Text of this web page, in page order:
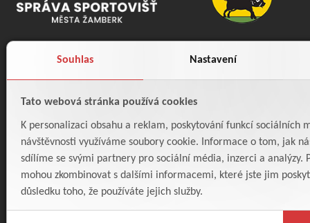
Souhlas Nastavení
Tato webová stránka používá cookies
K personalizaci obsahu a reklam, poskytování funkcí sociálních
návštěvnosti využíváme soubory cookie. Informace o tom, jak
sdílíme se svými partnery pro sociální média, inzerci a analýzy.
mohou zkombinovat s dalšími informacemi, které jste jim
důsledku toho, že používáte jejich služby.
INFOLINKA
Po - Pá: 8:00 - 16:00
+420 463 114 550
+420 775 853 734